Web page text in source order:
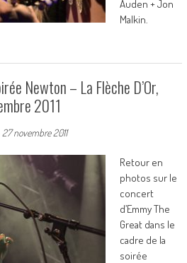
Auden + Jon
Malkin.
Newton – La Flèche D’Or,
2011
27 novembre 2011
Retour en
photos sur le
concert
d’Emmy The
Great dans le
cadre de la
soirée